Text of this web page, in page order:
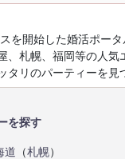
を開始した婚活ポー
、札幌、福岡等の人
タリのパーティーを見
を探す
道 （札幌）